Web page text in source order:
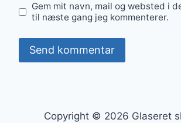
Gem mit navn, mail og websted i
til næste gang jeg kommenterer.
Copyright © 2026 Glaseret